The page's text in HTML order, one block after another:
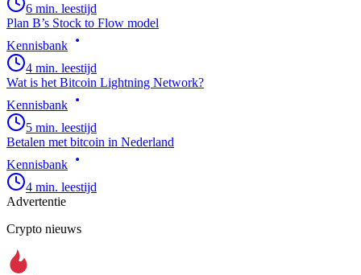
6 min. leestijd
Plan B’s Stock to Flow model
Kennisbank
4 min. leestijd
Wat is het Bitcoin Lightning Network?
Kennisbank
5 min. leestijd
Betalen met bitcoin in Nederland
Kennisbank
4 min. leestijd
Advertentie
Crypto nieuws